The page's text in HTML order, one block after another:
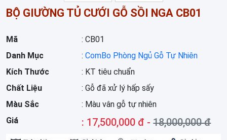
BỘ GIƯỜNG TỦ CƯỚI GỖ SỒI NGA CB01
Mã
: CB01
Danh Mục
:ComBo Phòng Ngủ Gỗ Tự Nhiên
Kích Thước
: KT tiêu chuẩn
Chất Liệu
: Gỗ đã xử lý hấp sấy
Màu Sắc
: Màu vân gỗ tự nhiên
Giá
: 17,500,000 đ -18,000,000 đ